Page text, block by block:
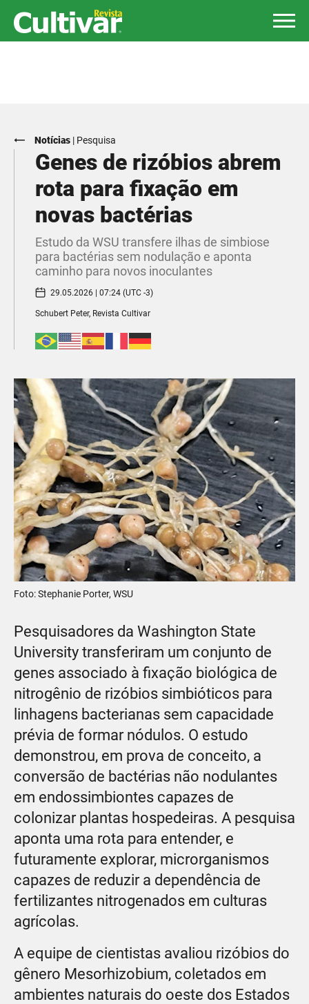
Notícias | Pesquisa
Genes de rizóbios abrem
rota para fixação em
novas bactérias
Estudo da WSU transfere ilhas de simbiose
para bactérias sem nodulação e aponta
caminho para novos inoculantes
29.05.2026 | 07:24 (UTC -3)
Schubert Peter, Revista Cultivar
Foto: Stephanie Porter, WSU
Pesquisadores da Washington State
University transferiram um conjunto de
genes associado à fixação biológica de
nitrogênio de rizóbios simbióticos para
linhagens bacterianas sem capacidade
prévia de formar nódulos. O estudo
demonstrou, em prova de conceito, a
conversão de bactérias não nodulantes
em endossimbiontes capazes de
colonizar plantas hospedeiras. A pesquisa
aponta uma rota para entender, e
futuramente explorar, microrganismos
capazes de reduzir a dependência de
fertilizantes nitrogenados em culturas
agrícolas.
A equipe de cientistas avaliou rizóbios do
gênero Mesorhizobium, coletados em
ambientes naturais do oeste dos Estados